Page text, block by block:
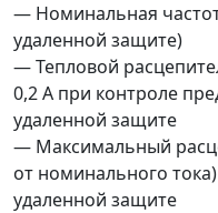
— Номинальная
удаленной защите)
— Тепловой
0,2 А при контроле
удаленной защите
— Максимальный
от номинального
удаленной защите